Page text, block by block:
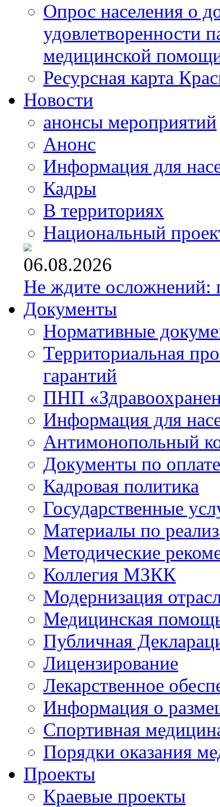
Опрос населения о
удовлетворенности
медицинской
Ресурсная карта
Новости
анонсы мероприятий
Анонс
Информация для
Кадры
В территориях
Национальный
06.08.2026
Не ждите осложнений:
Документы
Нормативные
Территориальная
гарантий
ПНП
Информация для
Антимонопольный
Документы по
Кадровая политика
Государственные
Материалы по
Методические
Коллегия МЗКК
Модернизация
Медицинская
Публичная
Лицензирование
Лекарственное
Информация о
Спортивная
Порядки оказания
Проекты
Краевые проекты